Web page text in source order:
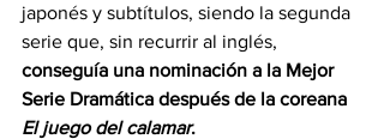
japonés y subtítulos, siendo la segunda
serie que, sin recurrir al inglés,
conseguía una nominación a la Mejor
Serie Dramática después de la coreana
El juego del calamar.